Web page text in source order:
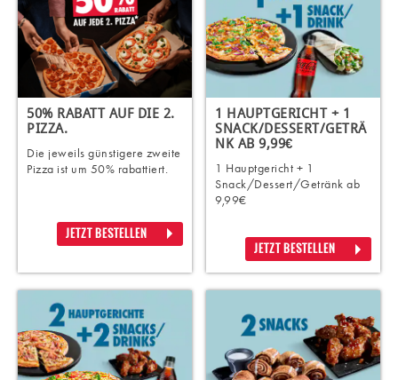
50% RABATT AUF DIE 2.
PIZZA.
Die jeweils günstigere zweite
Pizza ist um 50% rabattiert.
JETZT BESTELLEN
1 HAUPTGERICHT + 1
SNACK/DESSERT/GETRÄ
NK AB 9,99€
1 Hauptgericht + 1
Snack/Dessert/Getränk ab
9,99€
JETZT BESTELLEN